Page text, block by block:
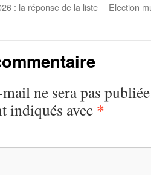
: la réponse de la liste
Election
ne sera pas
indiqués avec *